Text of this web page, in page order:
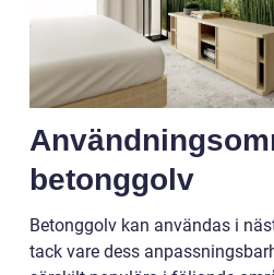
betonggolv
Betonggolv kan användas i
tack vare dess